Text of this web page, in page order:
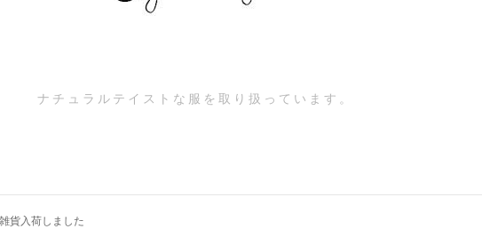
ナチュラルテイストな服を取り扱っています。
貨入荷しました